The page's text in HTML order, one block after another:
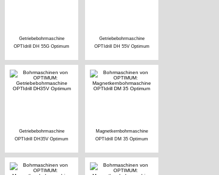
Getriebebohrmaschine
OPTIdrill DH 55G Optimum
Getriebebohrmaschine
OPTIdrill DH 55V Optimum
Getriebebohrmaschine
OPTIdrill DH35V Optimum
Magnetkernbohrmaschine
OPTIdrill DM 35 Optimum